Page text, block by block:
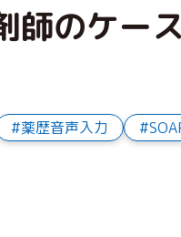
師のケー
薬歴音声入力